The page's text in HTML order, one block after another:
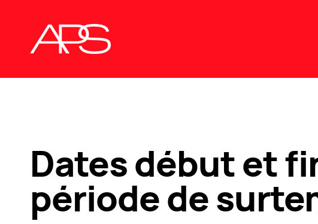
Dates début et
période de